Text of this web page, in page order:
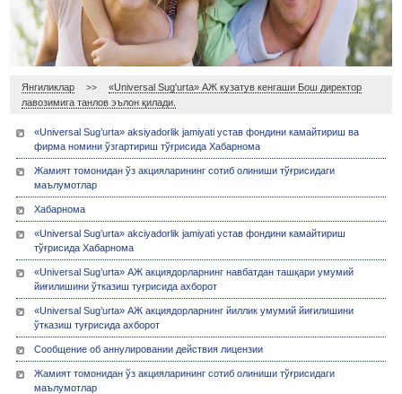
Янгиликлар >>
«Universal Sug'urta» АЖ кузатув кенгаши Бош директор
лавозимига танлов эълон қилади.
«Universal Sug’urta» aksiyadorlik jamiyati устав фондини камайтириш ва
фирма номини ўзгартириш тўғрисида Хабарнома
Жамият томонидан ўз акцияларининг сотиб олиниши тўғрисидаги
маълумотлар
Хабарнома
«Universal Sug’urta» akciyadorlik jamiyati устав фондини камайтириш
тўғрисида Хабарнома
«Universal Sug’urta» АЖ акциядорларнинг навбатдан ташқари умумий
йиғилишини ўтказиш туғрисида ахборот
«Universal Sug’urta» АЖ акциядорларнинг йиллик умумий йиғилишини
ўтказиш туғрисида ахборот
Сообщение об аннулировании действия лицензии
Жамият томонидан ўз акцияларининг сотиб олиниши тўғрисидаги
маълумотлар